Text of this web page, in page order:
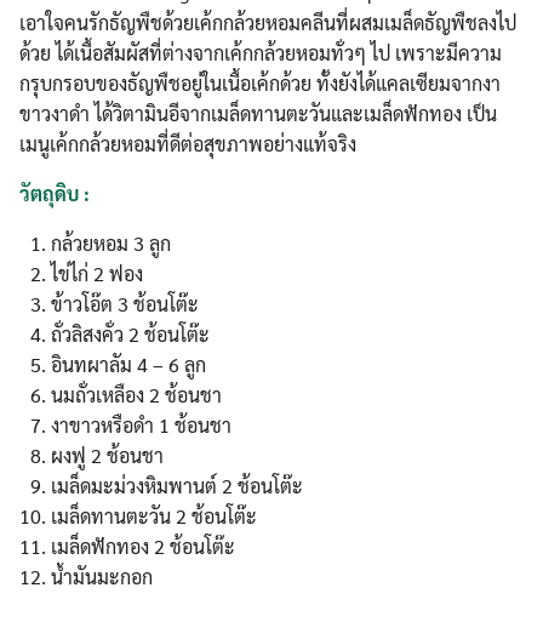
เอาใจคนรักธัญพืชด้วยเค้กกล้วยหอมคลีนที่ผสมเมล็ดธัญพืชลงไป
ด้วย ได้เนื้อสัมผัสที่ต่างจากเค้กกล้วยหอมทั่วๆ ไป เพราะมีความ
กรุบกรอบของธัญพืชอยู่ในเนื้อเค้กด้วย ทั้งยังได้แคลเซียมจากงา
ขาวงาดำ ได้วิตามินอีจากเมล็ดทานตะวันและเมล็ดฟักทอง เป็น
เมนูเค้กกล้วยหอมที่ดีต่อสุขภาพอย่างแท้จริง
วัตถุดิบ :
กล้วยหอม 3 ลูก
ไข่ไก่ 2 ฟอง
ข้าวโอ๊ต 3 ช้อนโต๊ะ
ถั่วลิสงคั่ว 2 ช้อนโต๊ะ
อินทผาลัม 4 – 6 ลูก
นมถั่วเหลือง 2 ช้อนชา
งาขาวหรือดำ 1 ช้อนชา
ผงฟู 2 ช้อนชา
เมล็ดมะม่วงหิมพานต์ 2 ช้อนโต๊ะ
เมล็ดทานตะวัน 2 ช้อนโต๊ะ
เมล็ดฟักทอง 2 ช้อนโต๊ะ
น้ำมันมะกอก